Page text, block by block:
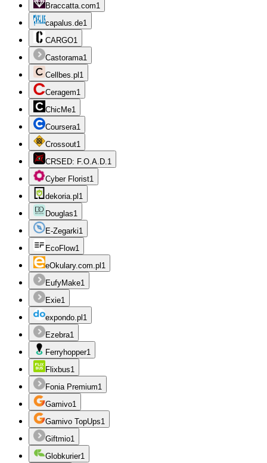
Braccatta.com1
capalus.de1
CARGO1
Castorama1
Cellbes.pl 1
Ceragem1
ChicMe1
Coursera1
Crossout1
CRSED: F.O.A.D. 1
Cyber Florist1
dekoria.pl 1
Douglas1
E-Zegarki1
EcoFlow1
eOkulary.com.pl 1
EufyMake1
Exie1
expondo.pl 1
Ezebra1
Ferryhopper1
Flixbus1
Fonia Premium1
Gamivo1
Gamivo TopUps1
Giftmio1
Globkurier1